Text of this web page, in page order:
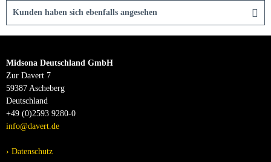
Kunden haben sich ebenfalls angesehen
Midsona Deutschland GmbH
Zur Davert 7
59387 Ascheberg
Deutschland
+49 (0)2593 9280-0
info@davert.de
Datenschutz